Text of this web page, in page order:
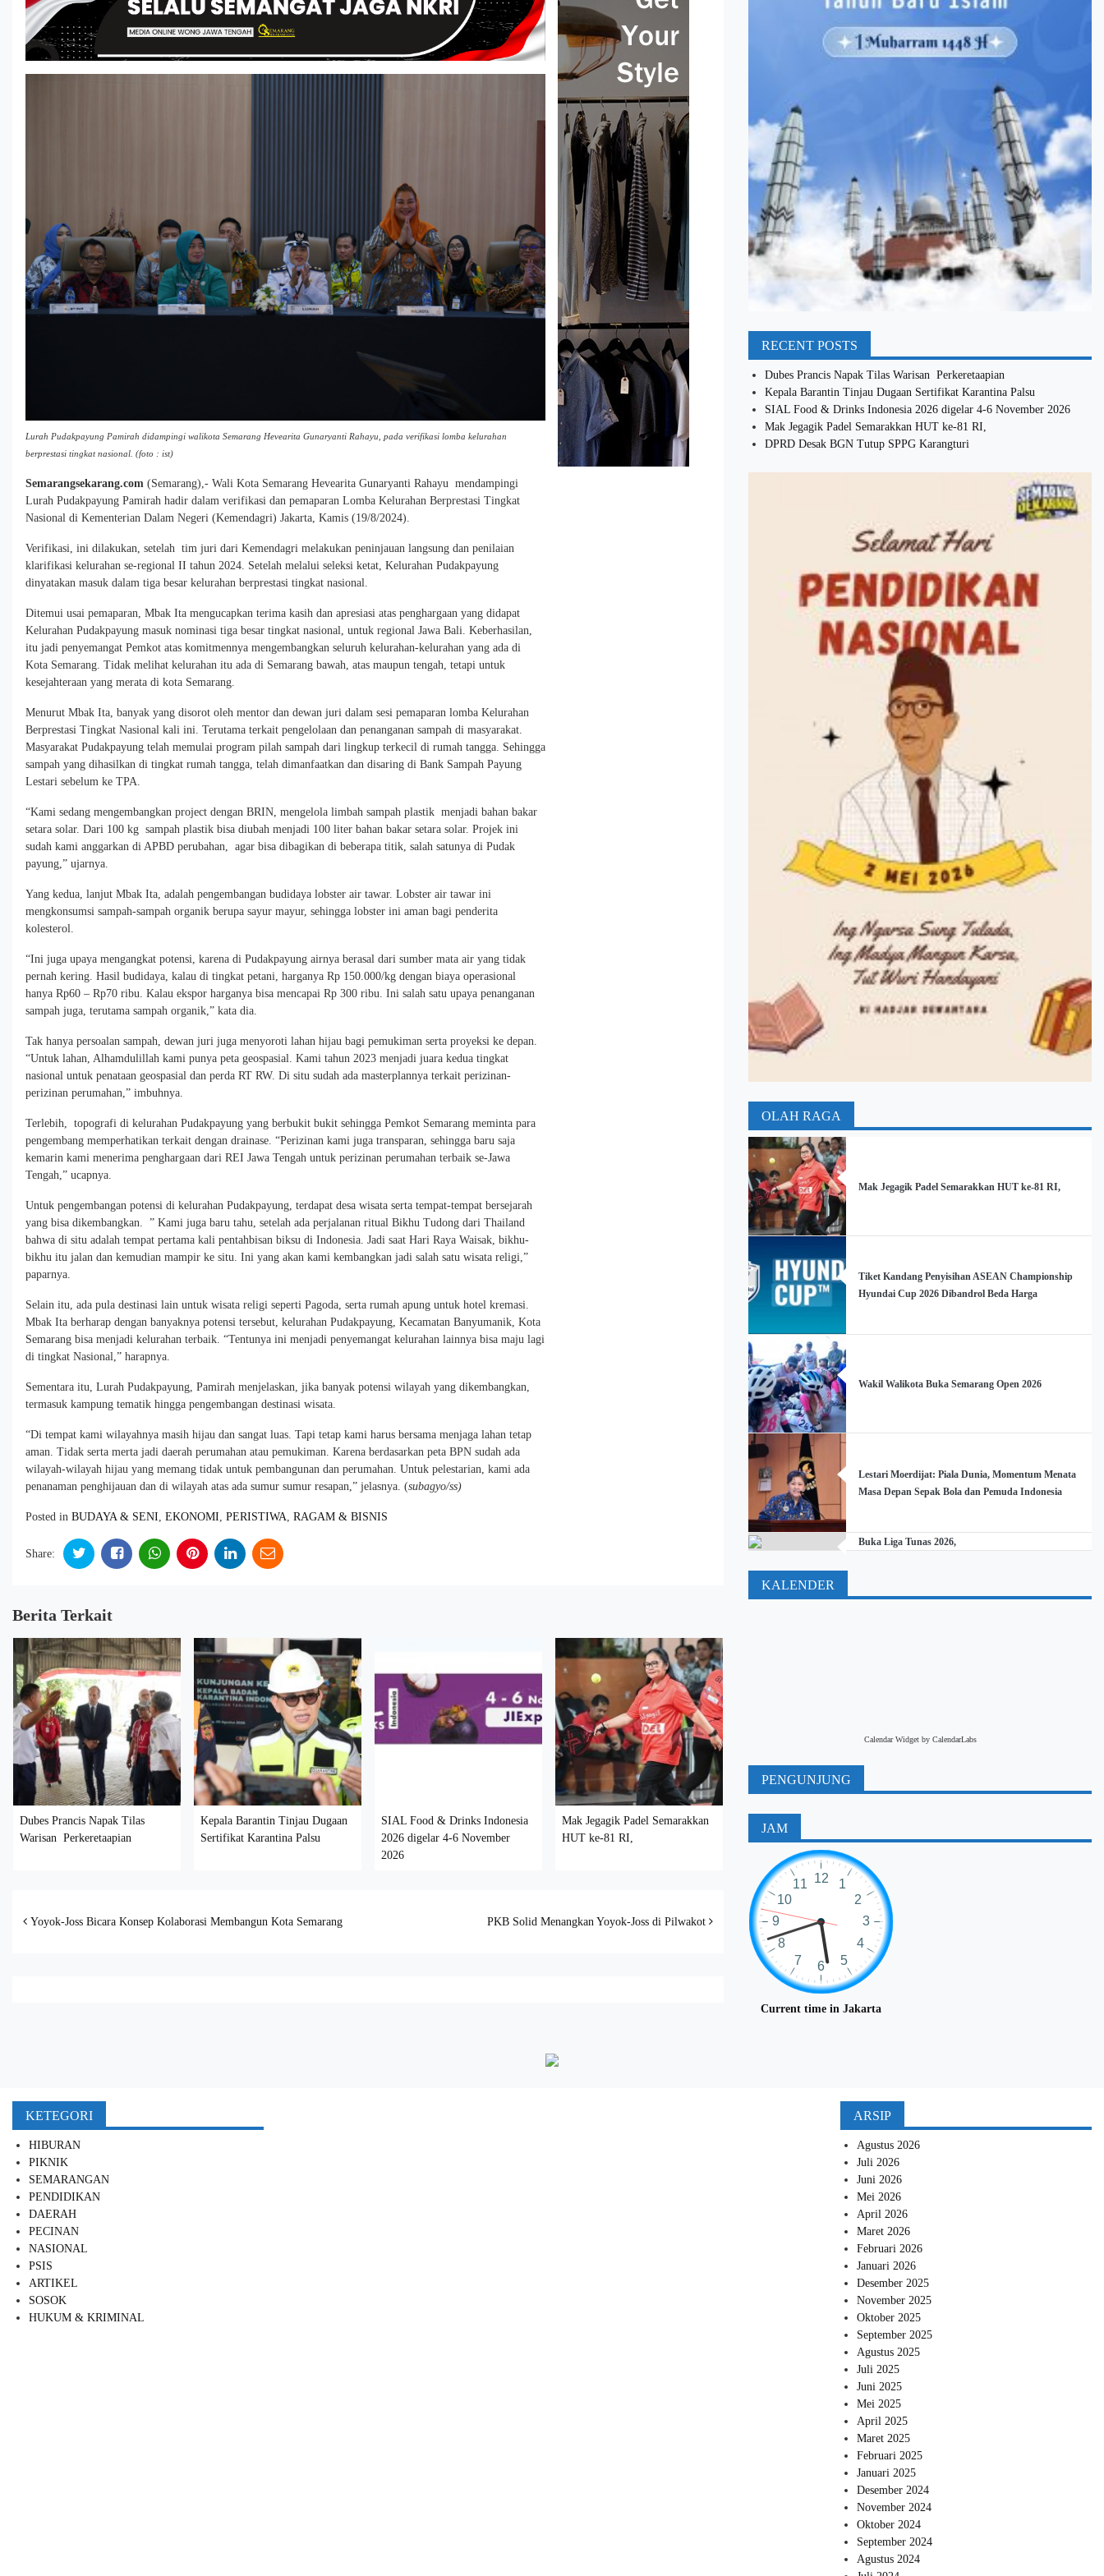
Lurah Pudakpayung Pamirah didampingi walikota Semarang Hevearita Gunaryanti Rahayu, pada verifikasi lomba kelurahan
berprestasi tingkat nasional. (foto : ist)
Semarangsekarang.com (Semarang),- Wali Kota Semarang Hevearita Gunaryanti Rahayu mendampingi
Lurah Pudakpayung Pamirah hadir dalam verifikasi dan pemaparan Lomba Kelurahan Berprestasi Tingkat
Nasional di Kementerian Dalam Negeri (Kemendagri) Jakarta, Kamis (19/8/2024).
Verifikasi, ini dilakukan, setelah tim juri dari Kemendagri melakukan peninjauan langsung dan penilaian
klarifikasi kelurahan se-regional II tahun 2024. Setelah melalui seleksi ketat, Kelurahan Pudakpayung
dinyatakan masuk dalam tiga besar kelurahan berprestasi tingkat nasional.
Ditemui usai pemaparan, Mbak Ita mengucapkan terima kasih dan apresiasi atas penghargaan yang didapat
Kelurahan Pudakpayung masuk nominasi tiga besar tingkat nasional, untuk regional Jawa Bali. Keberhasilan,
itu jadi penyemangat Pemkot atas komitmennya mengembangkan seluruh kelurahan-kelurahan yang ada di
Kota Semarang. Tidak melihat kelurahan itu ada di Semarang bawah, atas maupun tengah, tetapi untuk
kesejahteraan yang merata di kota Semarang.
Menurut Mbak Ita, banyak yang disorot oleh mentor dan dewan juri dalam sesi pemaparan lomba Kelurahan
Berprestasi Tingkat Nasional kali ini. Terutama terkait pengelolaan dan penanganan sampah di masyarakat.
Masyarakat Pudakpayung telah memulai program pilah sampah dari lingkup terkecil di rumah tangga. Sehingga
sampah yang dihasilkan di tingkat rumah tangga, telah dimanfaatkan dan disaring di Bank Sampah Payung
Lestari sebelum ke TPA.
“Kami sedang mengembangkan project dengan BRIN, mengelola limbah sampah plastik menjadi bahan bakar
setara solar. Dari 100 kg sampah plastik bisa diubah menjadi 100 liter bahan bakar setara solar. Projek ini
sudah kami anggarkan di APBD perubahan, agar bisa dibagikan di beberapa titik, salah satunya di Pudak
payung,” ujarnya.
Yang kedua, lanjut Mbak Ita, adalah pengembangan budidaya lobster air tawar. Lobster air tawar ini
mengkonsumsi sampah-sampah organik berupa sayur mayur, sehingga lobster ini aman bagi penderita
kolesterol.
“Ini juga upaya mengangkat potensi, karena di Pudakpayung airnya berasal dari sumber mata air yang tidak
pernah kering. Hasil budidaya, kalau di tingkat petani, harganya Rp 150.000/kg dengan biaya operasional
hanya Rp60 – Rp70 ribu. Kalau ekspor harganya bisa mencapai Rp 300 ribu. Ini salah satu upaya penanganan
sampah juga, terutama sampah organik,” kata dia.
Tak hanya persoalan sampah, dewan juri juga menyoroti lahan hijau bagi pemukiman serta proyeksi ke depan.
“Untuk lahan, Alhamdulillah kami punya peta geospasial. Kami tahun 2023 menjadi juara kedua tingkat
nasional untuk penataan geospasial dan perda RT RW. Di situ sudah ada masterplannya terkait perizinan-
perizinan perumahan,” imbuhnya.
Terlebih, topografi di kelurahan Pudakpayung yang berbukit bukit sehingga Pemkot Semarang meminta para
pengembang memperhatikan terkait dengan drainase. “Perizinan kami juga transparan, sehingga baru saja
kemarin kami menerima penghargaan dari REI Jawa Tengah untuk perizinan perumahan terbaik se-Jawa
Tengah,” ucapnya.
Untuk pengembangan potensi di kelurahan Pudakpayung, terdapat desa wisata serta tempat-tempat bersejarah
yang bisa dikembangkan. ” Kami juga baru tahu, setelah ada perjalanan ritual Bikhu Tudong dari Thailand
bahwa di situ adalah tempat pertama kali pentahbisan biksu di Indonesia. Jadi saat Hari Raya Waisak, bikhu-
bikhu itu jalan dan kemudian mampir ke situ. Ini yang akan kami kembangkan jadi salah satu wisata religi,”
paparnya.
Selain itu, ada pula destinasi lain untuk wisata religi seperti Pagoda, serta rumah apung untuk hotel kremasi.
Mbak Ita berharap dengan banyaknya potensi tersebut, kelurahan Pudakpayung, Kecamatan Banyumanik, Kota
Semarang bisa menjadi kelurahan terbaik. “Tentunya ini menjadi penyemangat kelurahan lainnya bisa maju lagi
di tingkat Nasional,” harapnya.
Sementara itu, Lurah Pudakpayung, Pamirah menjelaskan, jika banyak potensi wilayah yang dikembangkan,
termasuk kampung tematik hingga pengembangan destinasi wisata.
“Di tempat kami wilayahnya masih hijau dan sangat luas. Tapi tetap kami harus bersama menjaga lahan tetap
aman. Tidak serta merta jadi daerah perumahan atau pemukiman. Karena berdasarkan peta BPN sudah ada
wilayah-wilayah hijau yang memang tidak untuk pembangunan dan perumahan. Untuk pelestarian, kami ada
penanaman penghijauan dan di wilayah atas ada sumur sumur resapan,” jelasnya. (subagyo/ss)
Posted in BUDAYA & SENI EKONOMI PERISTIWA RAGAM & BISNIS
Share:
Berita Terkait
Dubes Prancis Napak Tilas
Warisan Perkeretaapian
Kepala Barantin Tinjau Dugaan
Sertifikat Karantina Palsu
SIAL Food & Drinks Indonesia
2026 digelar 4-6 November
2026
Mak Jegagik Padel Semarakkan
HUT ke-81 RI,
Post navigation
Yoyok-Joss Bicara Konsep Kolaborasi Membangun Kota Semarang PKB Solid Menangkan Yoyok-Joss di Pilwakot
RECENT POSTS
Dubes Prancis Napak Tilas Warisan Perkeretaapian
Kepala Barantin Tinjau Dugaan Sertifikat Karantina Palsu
SIAL Food & Drinks Indonesia 2026 digelar 4-6 November 2026
Mak Jegagik Padel Semarakkan HUT ke-81 RI,
DPRD Desak BGN Tutup SPPG Karangturi
OLAH RAGA
Mak Jegagik Padel Semarakkan HUT ke-81 RI,
Tiket Kandang Penyisihan ASEAN Championship
Hyundai Cup 2026 Dibandrol Beda Harga
Wakil Walikota Buka Semarang Open 2026
Lestari Moerdijat: Piala Dunia, Momentum Menata
Masa Depan Sepak Bola dan Pemuda Indonesia
Buka Liga Tunas 2026,
KALENDER
Calendar Widget by CalendarLabs
PENGUNJUNG
JAM
Current time in Jakarta
KETEGORI
HIBURAN
PIKNIK
SEMARANGAN
PENDIDIKAN
DAERAH
PECINAN
NASIONAL
PSIS
ARTIKEL
SOSOK
HUKUM & KRIMINAL
ARSIP
Agustus 2026
Juli 2026
Juni 2026
Mei 2026
April 2026
Maret 2026
Februari 2026
Januari 2026
Desember 2025
November 2025
Oktober 2025
September 2025
Agustus 2025
Juli 2025
Juni 2025
Mei 2025
April 2025
Maret 2025
Februari 2025
Januari 2025
Desember 2024
November 2024
Oktober 2024
September 2024
Agustus 2024